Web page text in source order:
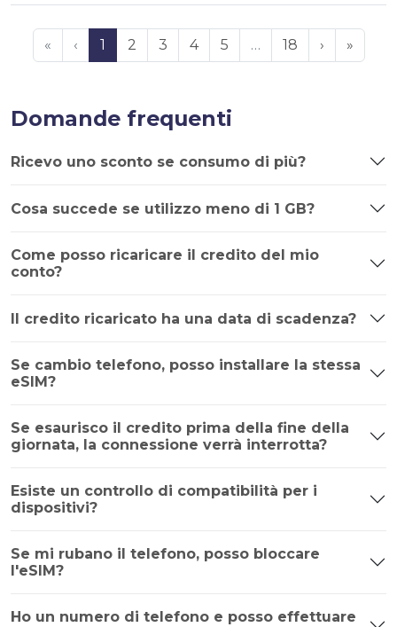
« ‹ 1 2 3 4 5 … 18 › »
Domande frequenti
Ricevo uno sconto se consumo di più?
Cosa succede se utilizzo meno di 1 GB?
Come posso ricaricare il credito del mio
conto?
Il credito ricaricato ha una data di scadenza?
Se cambio telefono, posso installare la stessa
eSIM?
Se esaurisco il credito prima della fine della
giornata, la connessione verrà interrotta?
Esiste un controllo di compatibilità per i
dispositivi?
Se mi rubano il telefono, posso bloccare
l'eSIM?
Ho un numero di telefono e posso effettuare